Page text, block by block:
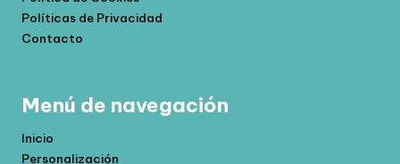
Políticas de Privacidad
Contacto
Menú de navegación
Inicio
Personalización